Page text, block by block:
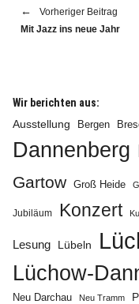
Vorheriger Beitrag
Mit Jazz ins neue Jahr
Wir berichten aus:
Ausstellung
Bergen
Dannenberg
Gartow Groß Heide
Jubiläum Konzert
Lesung Lübeln
Lüchow-
Neu Darchau Neu Tramm